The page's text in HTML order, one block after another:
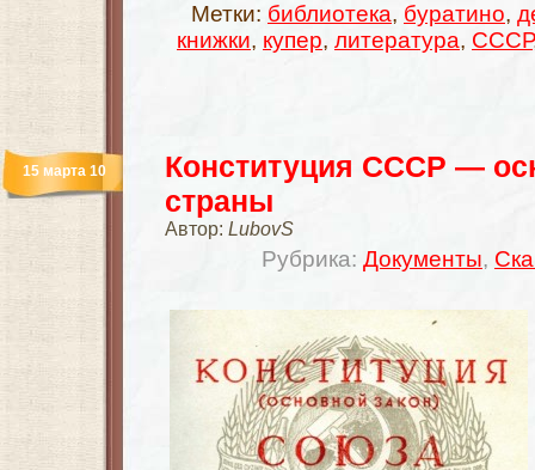
Метки: библиотека, буратино,
книжки, купер, литература, СССР
Конституция СССР —
страны
Автор: LubovS
Рубрика: Документы,
15 марта 10